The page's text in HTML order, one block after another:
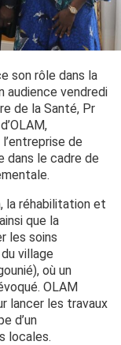
son rôle dans la
audience vendredi
de la Santé, Pr
de
dans le cadre de
la réhabilitation et
que la
les soins
village
où un
OLAM
lancer les travaux
d’un
locales.